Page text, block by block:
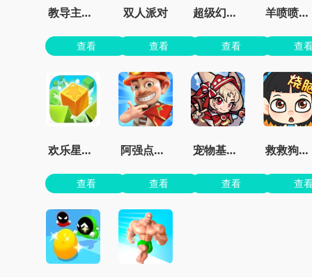
教导主任模拟器
查看
双人派对
查看
超级幻影猫2无限钻石
查看
羊喷喷疯了无限金币
查
欢乐星星碰最新版
查看
阿强点点消官方版
查看
宠物基地最新版本
查看
救救狗狗蜜蜂
查